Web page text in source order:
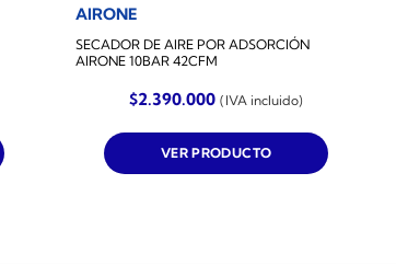
AIRONE
SECADOR DE AIRE POR ADSORCIÓN
AIRONE 10BAR 42CFM
$2.390.000 (IVA incluido)
VER PRODUCTO